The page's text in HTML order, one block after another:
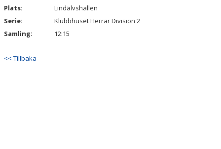
KONTAKT
Plats:
Lindälvshallen
Serie:
Klubbhuset Herrar Division 2
Samling:
12:15
<< Tillbaka